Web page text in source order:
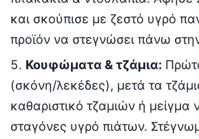
και σκούπισε με ζεστό υγρό
προϊόν να στεγνώσει πάνω
Κουφώματα & τζάμια:
(σκόνη/λεκέδες), μετά τα
καθαριστικό τζαμιών ή μείγμα
σταγόνες υγρό πιάτων.